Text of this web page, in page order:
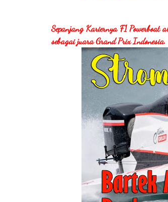
Sepanjang Kariernya F1 Powerboat
sebagai juara Grand Prix Indonesia.